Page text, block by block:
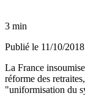
3 min
Publié le 11/10/
La France
réforme des
"uniformisation du